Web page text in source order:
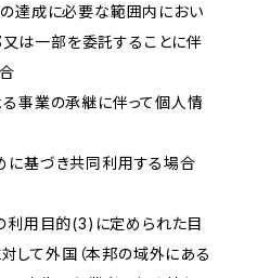
の達成に必要な範囲内におい
は一部を委託することに伴
る事業の承継に伴って個人情
に基づき共同利用する場合
利用目的(3)に定められた目
して外国（本邦の域外にある